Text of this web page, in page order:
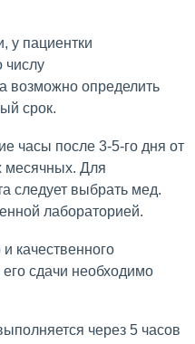
у пациентки
числу
возможно определить
срок.
часы после 3-5-го дня от
месячных. Для
следует выбрать мед.
лабораторией.
качественного
сдачи необходимо
через 5 часов